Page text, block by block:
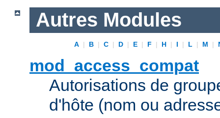
Autres Modules
A | B | C | D | E | F | H | I | L | M |
mod_access_compat
Autorisations de
d'hôte (nom ou